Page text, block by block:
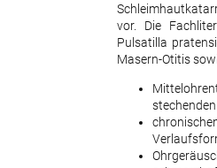
vor. Die
Pulsatilla
Masern-Otitis